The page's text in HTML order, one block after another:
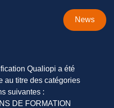
News
Qualiopi a été
au titre des catégories
suivantes :
DE FORMATION